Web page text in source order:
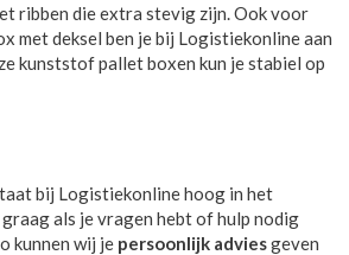
ribben die extra stevig zijn. Ook voor
met deksel ben je bij Logistiekonline aan
kunststof pallet boxen kun je stabiel op
bij Logistiekonline hoog in het
als je vragen hebt of hulp nodig
kunnen wij je persoonlijk adviesgeven